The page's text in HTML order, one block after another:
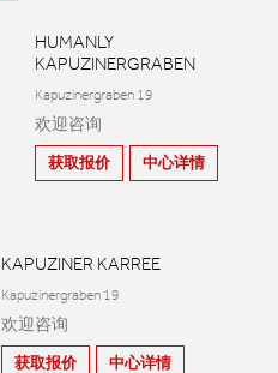
HUMANLY
KAPUZINERGRABEN
Kapuzinergraben 19
欢迎咨询
获取报价 中心详情
KAPUZINER KARREE
Kapuzinergraben 19
欢迎咨询
获取报价 中心详情